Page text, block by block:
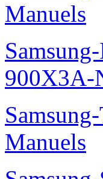
Manuels
900X3A-
Manuels